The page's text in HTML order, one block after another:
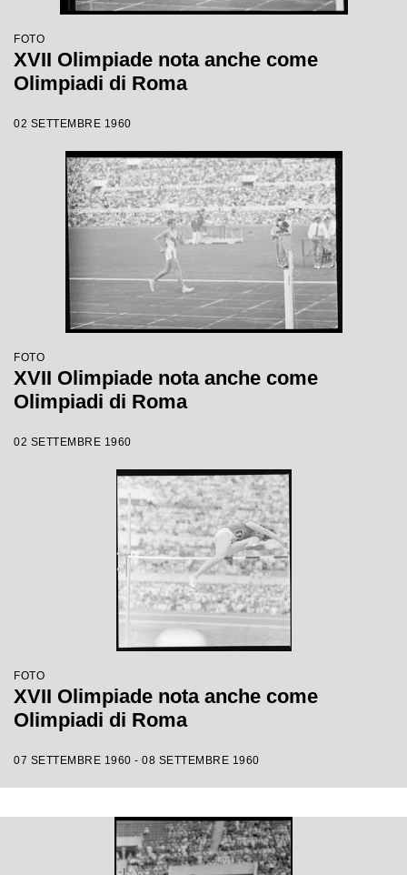
FOTO
XVII Olimpiade nota anche come
Olimpiadi di Roma
02 SETTEMBRE 1960
FOTO
XVII Olimpiade nota anche come
Olimpiadi di Roma
02 SETTEMBRE 1960
FOTO
XVII Olimpiade nota anche come
Olimpiadi di Roma
07 SETTEMBRE 1960 - 08 SETTEMBRE 1960